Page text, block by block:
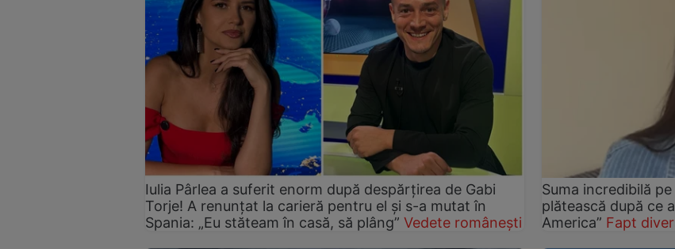
Iulia Pârlea a suferit enorm după despărțirea de Gabi
Torje! A renunțat la carieră pentru el și s-a mutat în
Spania: „Eu stăteam în casă, să plâng” Vedete românești
Suma incredibilă
plătească după ce
America” Fapt